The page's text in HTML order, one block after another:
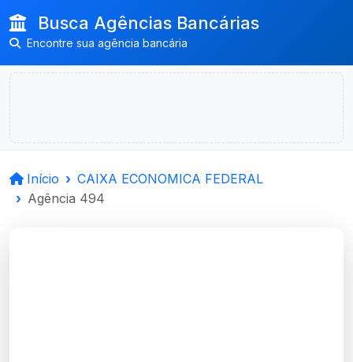
Busca Agências Bancárias
Encontre sua agência bancária
Início
CAIXA ECONOMICA FEDERAL
Agência 494